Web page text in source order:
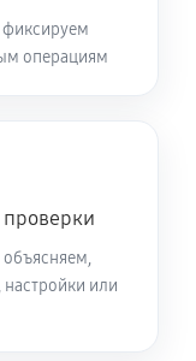
фиксируем
операциям
проверки
объясняем,
настройки или